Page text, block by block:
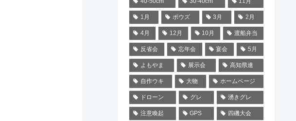
1月 ボウズ 3月 2月
4月 12月 10月 渡船弁当
反省会 忘年会 宴会 5月
よもやま 展示会 高知県連
自作ウキ 大物 ホームページ
ドローン グレ 湧きグレ
注意喚起 GPS 四磯大会